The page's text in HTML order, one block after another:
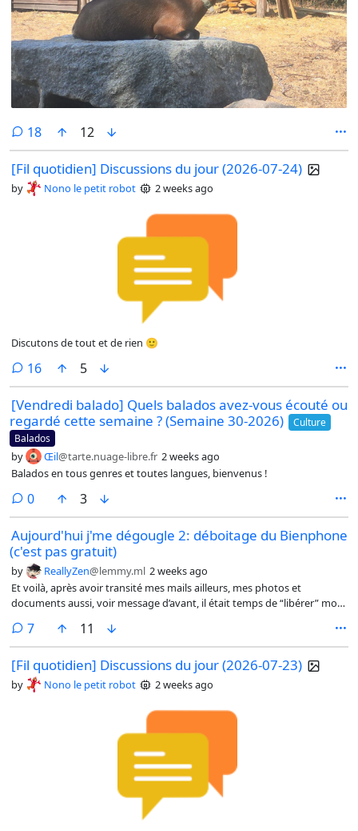
18comments
12
[Fil quotidien] Discussions du jour (2026-07-24)
by Nono le petit robot 2 weeks ago
Discutons de tout et de rien 🙂
16comments
5
[Vendredi balado] Quels balados avez-vous écouté ou
regardé cette semaine ? (Semaine 30-2026)
Culture
Balados
by Œil@tarte.nuage-libre.fr 2 weeks ago
Balados en tous genres et toutes langues, bienvenus !
0comments
3
Aujourd'hui j'me dégougle 2: déboitage du Bienphone
(c'est pas gratuit)
by ReallyZen@lemmy.ml 2 weeks ago
Et voilà, après avoir transité mes mails ailleurs, mes photos et
documents aussi, voir message d’avant, il était temps de “libérer” mon
services intégrés à celui-ci.
7comments
11
[Fil quotidien] Discussions du jour (2026-07-23)
by Nono le petit robot 2 weeks ago